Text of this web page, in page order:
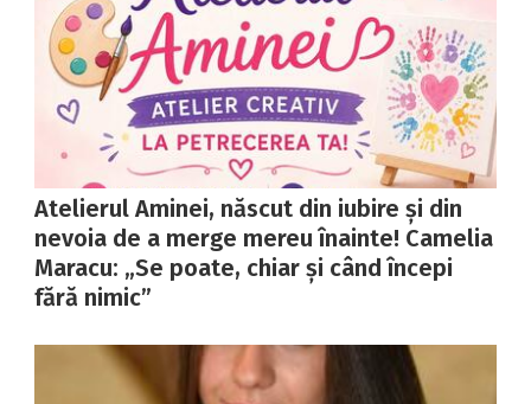
Atelierul Aminei, născut din iubire și din
nevoia de a merge mereu înainte! Camelia
Maracu: „Se poate, chiar și când începi
fără nimic”